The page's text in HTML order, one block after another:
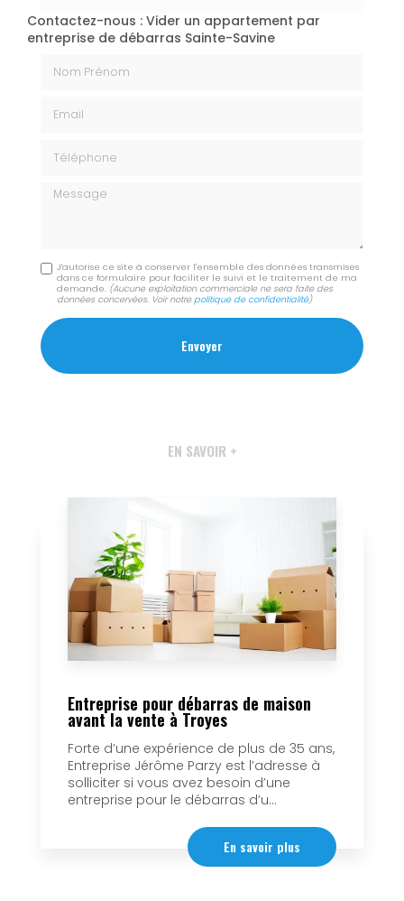
Contactez-nous : Vider un appartement par
entreprise de débarras Sainte-Savine
Message
J'autorise ce site à conserver l'ensemble des données transmises
dans ce formulaire pour faciliter le suivi et le traitement de ma
demande. (Aucune exploitation commerciale ne sera faite des
données concervées. Voir notrepolitique de confidentialité)
EN SAVOIR +
Entreprise pour débarras de maison
avant la vente à Troyes
Forte d’une expérience de plus de 35 ans,
Entreprise Jérôme Parzy est l’adresse à
solliciter si vous avez besoin d’une
entreprise pour le débarras d’u...
En savoir plus